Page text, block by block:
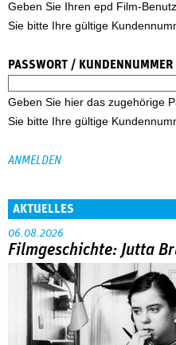
Geben Sie Ihren epd Film-
Sie bitte Ihre gültige
PASSWORT / KUNDENNUMMER
Geben Sie hier das zugehörige
Sie bitte Ihre gültige
AKTUELLES
06.08.2026
Filmgeschichte: Jutta